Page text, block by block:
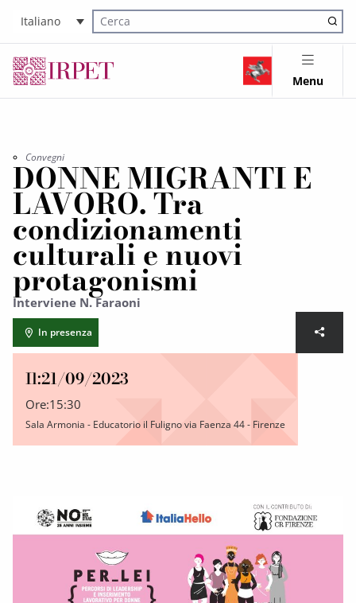
Italiano
Cerca nel sito
Menu
Convegni
DONNE MIGRANTI E
LAVORO. Tra
condizionamenti
culturali e nuovi
protagonismi
Interviene N. Faraoni
In presenza
Il:21/09/2023
Ore:15:30
Sala Armonia - Educatorio il Fuligno via Faenza 44 - Firenze